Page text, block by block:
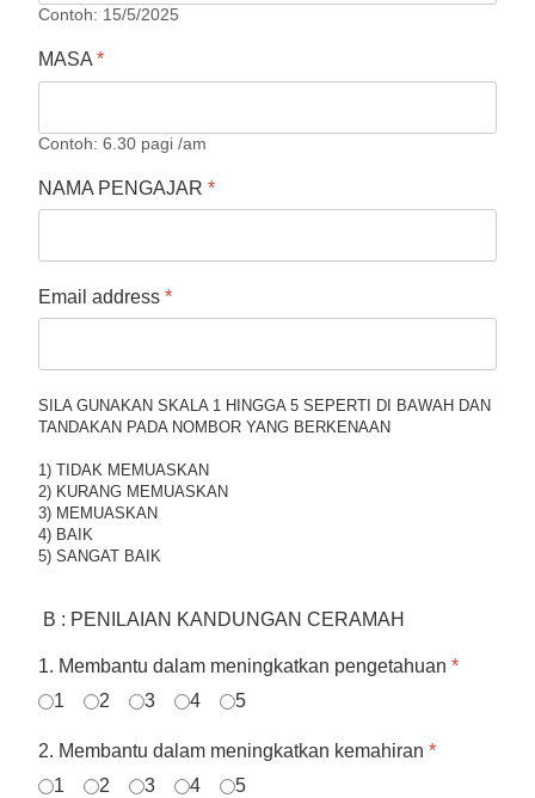
Contoh: 15/5/2025
MASA *
Contoh: 6.30 pagi /am
NAMA PENGAJAR *
Email address *
SILA GUNAKAN SKALA 1 HINGGA 5 SEPERTI DI BAWAH DAN
TANDAKAN PADA NOMBOR YANG BERKENAAN
1) TIDAK MEMUASKAN
2) KURANG MEMUASKAN
3) MEMUASKAN
4) BAIK
5) SANGAT BAIK
B : PENILAIAN KANDUNGAN CERAMAH
1. Membantu dalam meningkatkan pengetahuan *
1
2 3 4 5
2. Membantu dalam meningkatkan kemahiran *
1
2 3 4 5